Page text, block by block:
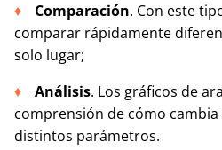
Comparación. Con este
comparar rápidamente
solo lugar;
Análisis. Los gráficos de
comprensión de cómo cambia
distintos parámetros.